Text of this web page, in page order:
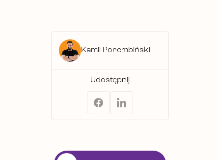
Kamil Porembiński
Udostępnij